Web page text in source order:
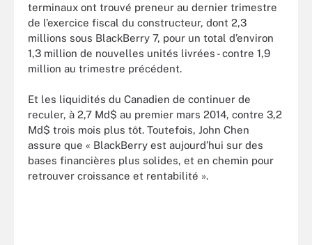
terminaux ont trouvé preneur au dernier trimestre
de l’exercice fiscal du constructeur, dont 2,3
millions sous BlackBerry 7, pour un total d’environ
1,3 million de nouvelles unités livrées - contre 1,9
million au trimestre précédent.
Et les liquidités du Canadien de continuer de
reculer, à 2,7 Md$ au premier mars 2014, contre 3,2
Md$ trois mois plus tôt. Toutefois, John Chen
assure que « BlackBerry est aujourd’hui sur des
bases financières plus solides, et en chemin pour
retrouver croissance et rentabilité ».